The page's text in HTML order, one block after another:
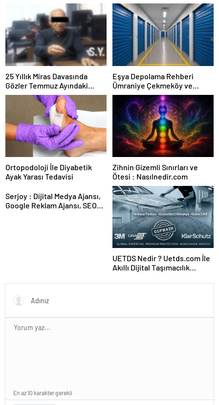
25 Yıllık Miras Davasında
Gözler Temmuz Ayındaki
Karar Duruşmasına Çevrildi
Eşya Depolama Rehberi
Ümraniye Çekmeköy ve
Kadıköy
Ortopodoloji İle Diyabetik
Ayak Yarası Tedavisi
Zihnin Gizemli Sınırları ve
Ötesi : Nasılnedir.com
Serjoy : Dijital Medya Ajansı,
Google Reklam Ajansı, SEO
UETDS Nedir ? Uetds.com İle
Akıllı Dijital Taşımacılık
En az 10 karakter gerekli